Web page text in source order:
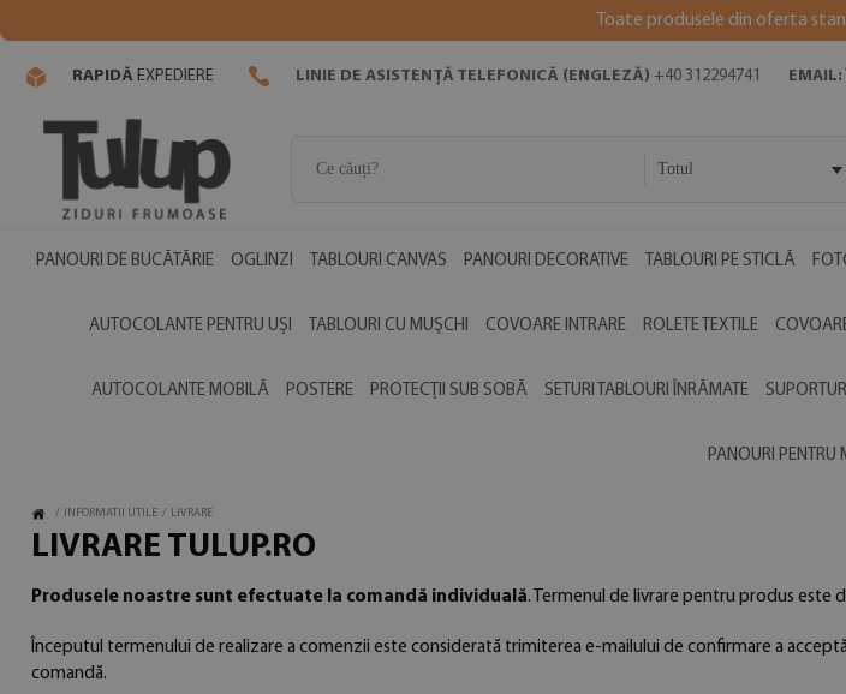
Toate produsele din oferta
RAPIDĂ EXPEDIERE LINIE DE ASISTENȚĂ TELEFONICĂ (ENGLEZĂ) +40 312294741 EMAIL:
Totul
PANOURI DE BUCĂTĂRIE OGLINZI TABLOURI CANVAS PANOURI DECORATIVE TABLOURI PE STICLĂ
AUTOCOLANTE PENTRU UȘI TABLOURI CU MUȘCHI COVOARE INTRARE ROLETE TEXTILE
AUTOCOLANTE MOBILĂ POSTERE PROTECȚII SUB SOBĂ SETURI TABLOURI ÎNRĂMATE
PANOURI PENTRU
/ INFORMATII UTILE / LIVRARE
LIVRARE TULUP.RO
Produsele noastre sunt efectuate la comandă individuală. Termenul de livrare pentru produs este
Începutul termenului de realizare a comenzii este considerată trimiterea e-mailului de confirmare a
comandă.